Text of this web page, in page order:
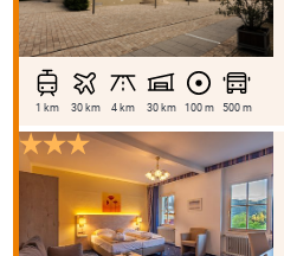
1 km 30 km 4 km 30 km 100 m 500 m